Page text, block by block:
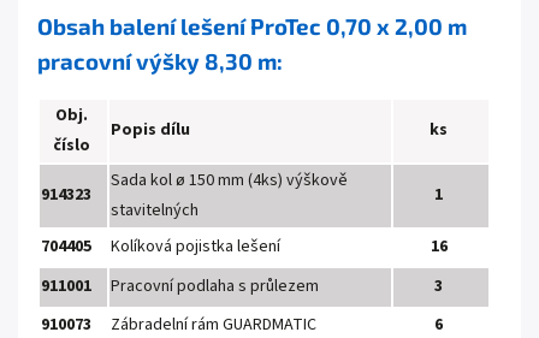
Obsah balení lešení ProTec 0,70 x 2,00 m
pracovní výšky 8,30 m:
Obj.
číslo
Popis dílu ks
914323
Sada kolø 150 mm (4ks) výškově
stavitelných
1
704405 Kolíková pojistka lešení
16
911001
Pracovní podlaha s průlezem
3
910073
Zábradelní rám GUARDMATIC
6